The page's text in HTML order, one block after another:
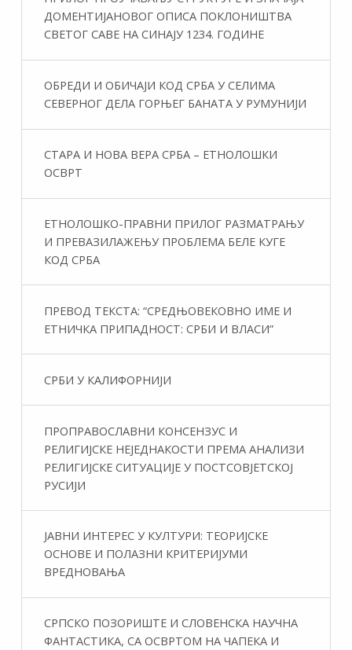
ДОМЕНТИЈАНОВОГ ОПИСА ПОКЛОНИШТВА
СВЕТОГ САВЕ НА СИНАЈУ 1234. ГОДИНЕ
ОБРЕДИ И ОБИЧАЈИ КОД СРБА У СЕЛИМА
СЕВЕРНОГ ДЕЛА ГОРЊЕГ БАНАТА У РУМУНИЈИ
СТАРА И НОВА ВЕРА СРБА – ЕТНОЛОШКИ
ОСВРТ
ЕТНОЛОШКО-ПРАВНИ ПРИЛОГ РАЗМАТРАЊУ
И ПРЕВАЗИЛАЖЕЊУ ПРОБЛЕМА БЕЛЕ КУГЕ
КОД СРБА
ПРЕВОД ТЕКСТА: “СРЕДЊОВЕКОВНО ИМЕ И
ЕТНИЧКА ПРИПАДНОСТ: СРБИ И ВЛАСИ”
СРБИ У КАЛИФОРНИЈИ
ПРОПРАВОСЛАВНИ КОНСЕНЗУС И
РЕЛИГИЈСКЕ НЕЈЕДНАКОСТИ ПРЕМА АНАЛИЗИ
РЕЛИГИЈСКЕ СИТУАЦИЈЕ У ПОСТСОВЈЕТСКОЈ
РУСИЈИ
ЈАВНИ ИНТЕРЕС У КУЛТУРИ: ТЕОРИЈСКЕ
ОСНОВЕ И ПОЛАЗНИ КРИТЕРИЈУМИ
ВРЕДНОВАЊА
СРПСКО ПОЗОРИШТЕ И СЛОВЕНСКА НАУЧНА
ФАНТАСТИКA, СА ОСВРТОМ НА ЧАПЕКА И